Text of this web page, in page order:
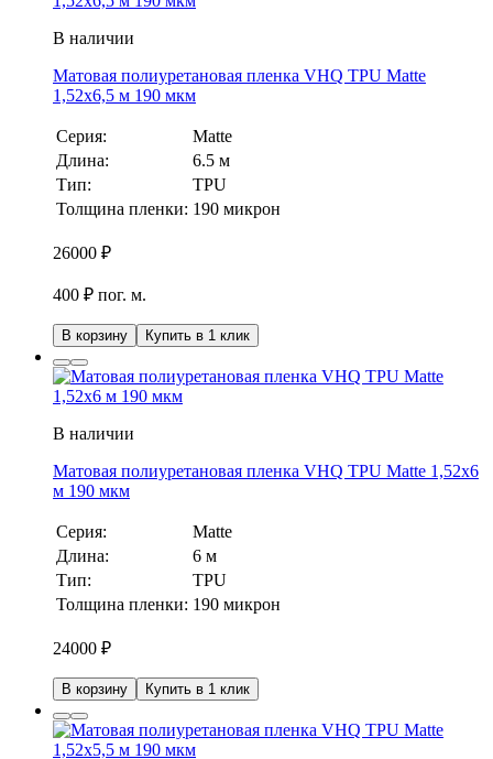
В наличии
Матовая полиуретановая пленка VHQ TPU Matte
1,52х6,5 м 190 мкм
Серия:
Matte
Длина:
6.5 м
Тип:
TPU
Толщина пленки: 190 микрон
26000 ₽
400 ₽ пог. м.
В корзину Купить в 1 клик
В наличии
Матовая полиуретановая пленка VHQ TPU Matte 1,52х6
м 190 мкм
Серия:
Matte
Длина:
6 м
Тип:
TPU
Толщина пленки: 190 микрон
24000 ₽
В корзину Купить в 1 клик